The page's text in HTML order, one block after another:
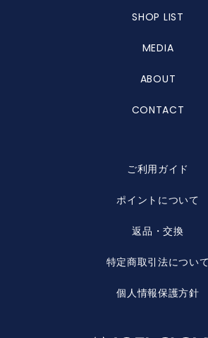
SHOP LIST
MEDIA
ABOUT
CONTACT
ご利用ガイド
ポイントについて
返品・交換
特定商取引法について
個人情報保護方針